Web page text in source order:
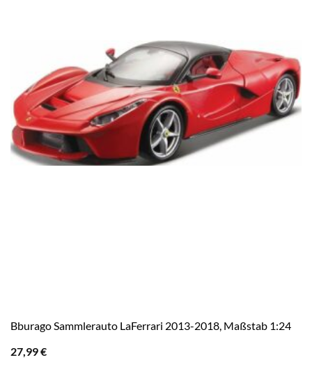
Bburago Sammlerauto LaFerrari 2013-2018, Maßstab 1:24
27,99€